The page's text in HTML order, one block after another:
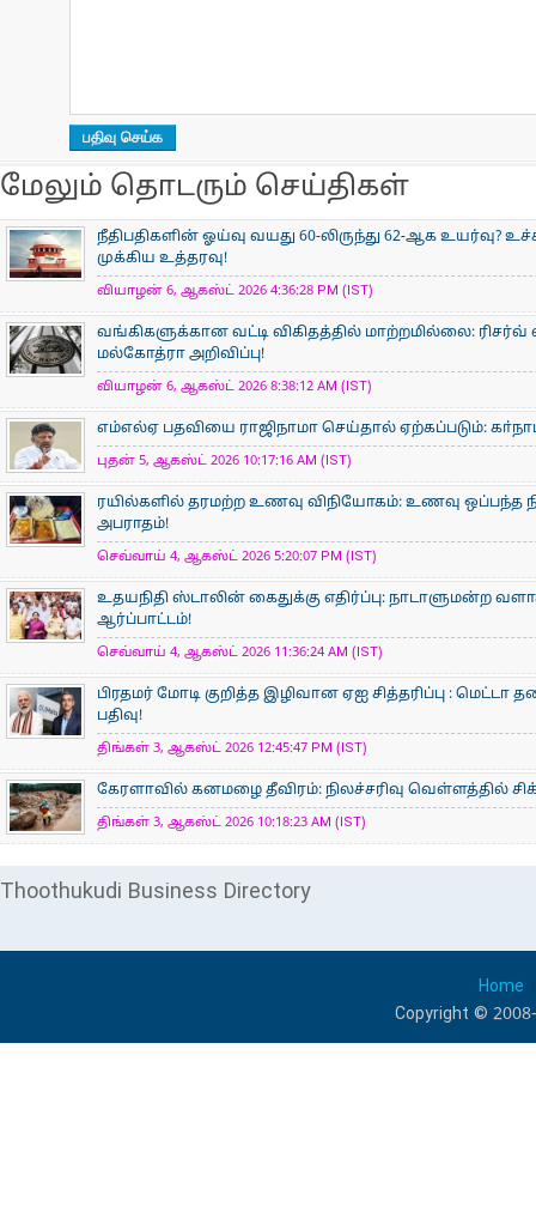
மேலும் தொடரும் செய்திகள்
நீதிபதிகளின் ஓய்வு வயது 60-லிருந்து 62-ஆக உயர்வு?
முக்கிய உத்தரவு!
வியாழன் 6, ஆகஸ்ட் 2026 4:36:28 PM (IST)
வங்கிகளுக்கான வட்டி விகிதத்தில் மாற்றமில்லை:
மல்கோத்ரா அறிவிப்பு!
வியாழன் 6, ஆகஸ்ட் 2026 8:38:12 AM (IST)
எம்எல்ஏ பதவியை ராஜிநாமா செய்தால் ஏற்கப்படும்:
புதன் 5, ஆகஸ்ட் 2026 10:17:16 AM (IST)
ரயில்களில் தரமற்ற உணவு விநியோகம்: உணவு ஒப்பந்த
அபராதம்!
செவ்வாய் 4, ஆகஸ்ட் 2026 5:20:07 PM (IST)
உதயநிதி ஸ்டாலின் கைதுக்கு எதிர்ப்பு: நாடாளுமன்ற
ஆர்ப்பாட்டம்!
செவ்வாய் 4, ஆகஸ்ட் 2026 11:36:24 AM (IST)
பிரதமர் மோடி குறித்த இழிவான ஏஐ சித்தரிப்பு : மெட்டா
பதிவு!
திங்கள் 3, ஆகஸ்ட் 2026 12:45:47 PM (IST)
கேரளாவில் கனமழை தீவிரம்: நிலச்சரிவு வெள்ளத்தில்
திங்கள் 3, ஆகஸ்ட் 2026 10:18:23 AM (IST)
Thoothukudi Business Directory
Home
Copyright ©